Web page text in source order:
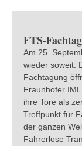
FTS-
Am 25.
wieder soweit:
Fachtagung
Fraunhofer
ihre Tore als
Treffpunkt für
der ganzen
Fahrerlose